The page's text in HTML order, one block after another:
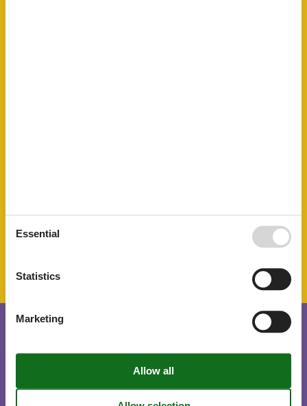
SurroundingFacilities
Garden for use
Short stay
There is a possible chance for a short vacation this year.
Essential
Statistics
Marketing